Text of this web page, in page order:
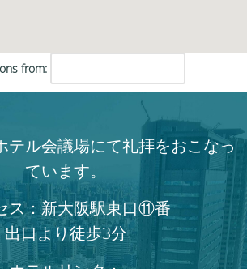
from:
テル会議場にて礼拝をおこなっ
ています。
ス：新大阪駅東口⑪番
出口より徒歩3分